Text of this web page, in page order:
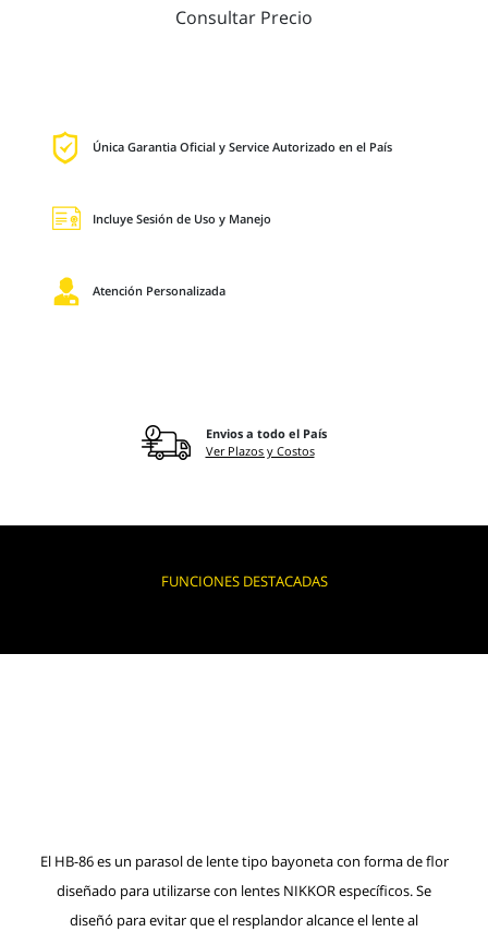
Consultar Precio
Única Garantia Oficial y Service Autorizado en el País
Incluye Sesión de Uso y Manejo
Atención Personalizada
Envios a todo el País
Ver Plazos y Costos
FUNCIONES DESTACADAS
El HB-86 es un parasol de lente tipo bayoneta con forma de flor
diseñado para utilizarse con lentes NIKKOR específicos. Se
diseñó para evitar que el resplandor alcance el lente al